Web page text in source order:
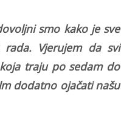
smo kako je sve
Vjerujem da svi
traju po sedam do
dodatno ojačati našu